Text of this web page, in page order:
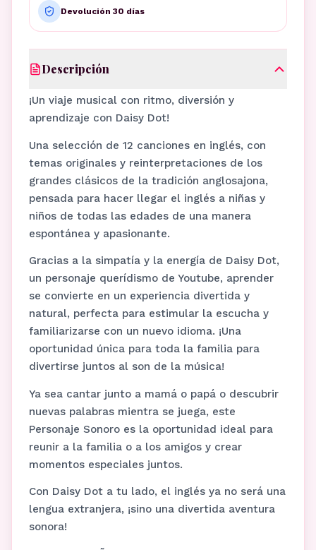
Devolución 30 días
Descripción
¡Un viaje musical con ritmo, diversión y
aprendizaje con Daisy Dot!
Una selección de 12 canciones en inglés, con
temas originales y reinterpretaciones de los
grandes clásicos de la tradición anglosajona,
pensada para hacer llegar el inglés a niñas y
niños de todas las edades de una manera
espontánea y apasionante.
Gracias a la simpatía y la energía de Daisy Dot,
un personaje querídismo de Youtube, aprender
se convierte en un experiencia divertida y
natural, perfecta para estimular la escucha y
familiarizarse con un nuevo idioma. ¡Una
oportunidad única para toda la familia para
divertirse juntos al son de la música!
Ya sea cantar junto a mamá o papá o descubrir
nuevas palabras mientra se juega, este
Personaje Sonoro es la oportunidad ideal para
reunir a la familia o a los amigos y crear
momentos especiales juntos.
Con Daisy Dot a tu lado, el inglés ya no será una
lengua extranjera, ¡sino una divertida aventura
sonora!